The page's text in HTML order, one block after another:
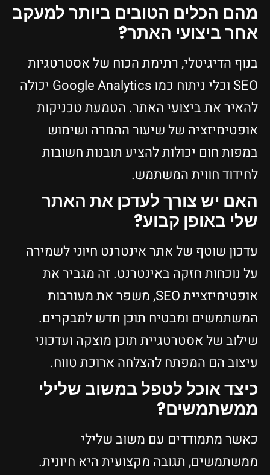
מהם הכלים הטובים ביותר למעקב
אחר ביצועי האתר?
בנוף הדיגיטלי, רתימת הכוח של אסטרטגיות
SEO וכלי ניתוח כמו Google Analytics יכולה
להאיר את ביצועי האתר. הטמעת טכניקות
אופטימיזציה של שיעור ההמרה ושימוש
במפות חום יכולות להציע תובנות חשובות
לחידוד חווית המשתמש.
האם יש צורך לעדכן את האתר
שלי באופן קבוע?
עדכון שוטף של אתר אינטרנט חיוני לשמירה
על נוכחות חזקה באינטרנט. זה מגביר את
אופטימיזציית SEO, משפר את מעורבות
המשתמשים ומבטיח תוכן חדש למבקרים.
שילוב של אסטרטגיית תוכן מוצקה ועדכוני
עיצוב הם המפתח להצלחה ארוכת טווח.
כיצד אוכל לטפל במשוב שלילי
ממשתמשים?
כאשר מתמודדים עם משוב שלילי
ממשתמשים, תגובה מקצועית היא חיונית.